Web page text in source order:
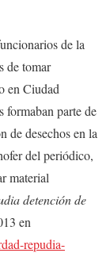
de la
de tomar
en Ciudad
formaban parte de
de desechos en la
del periódico,
material
detención de
en
repudia-